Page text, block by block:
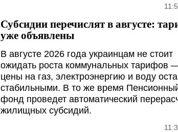
Субсидии перечислят в августе:
уже объявлены
В августе 2026 года украинцам не стоит
ожидать роста коммунальных тарифов
цены на газ, электроэнергию и воду
стабильными. В то же время
фонд проведет автоматический
жилищных субсидий.